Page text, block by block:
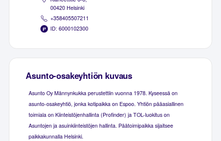
00420 Helsinki
+358405507211
ID: 6000102300
Asunto-osakeyhtiön kuvaus
Asunto Oy Männynkukka perustettiin vuonna 1978. Kyseessä on
asunto-osakeyhtiö, jonka kotipaikka on Espoo. Yhtiön pääasiallinen
toimiala on Kiinteistöjenhallinta (Profinder) ja TOL-luokitus on
Asuntojen ja asuinkiinteistöjen hallinta. Päätoimipaikka sijaitsee
paikkakunnalla Helsinki.